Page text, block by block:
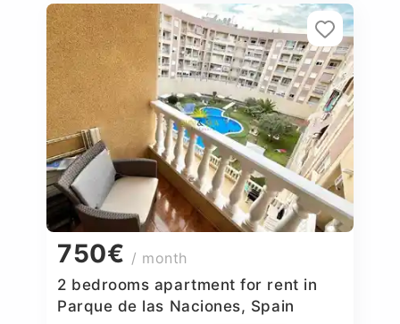
750€ / month
2 bedrooms apartment for rent in
Parque de las Naciones, Spain